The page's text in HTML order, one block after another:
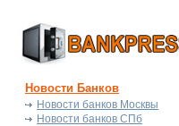
Новости Банков
Новости банков Москвы
Новости банков СПб